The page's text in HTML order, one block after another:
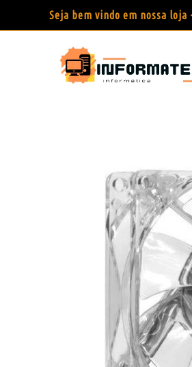
Seja bem vindo em nossa